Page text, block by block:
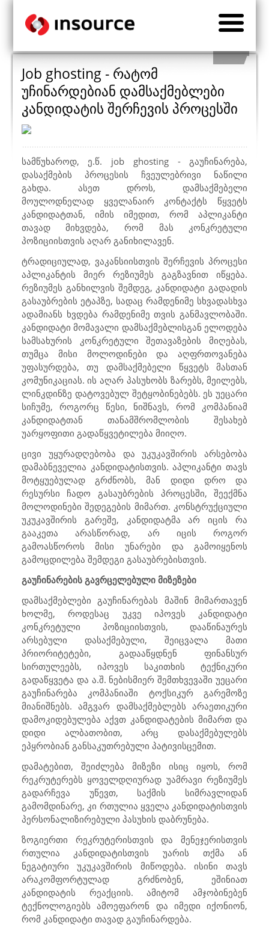
Job ghosting - რატომ
უჩინარდებიან დამსაქმებლები
კანდიდატის შერჩევის პროცესში
სამწუხაროდ, ე.წ. job ghosting -გაუჩინარება,
დასაქმების პროცესის ჩვეულებრივი ნაწილი
გახდა. ასეთ დროს, დამსაქმებელი
მოულოდნელად ყველანაირ კონტაქტს წყვეტს
კანდიდატთან, იმის იმედით, რომ აპლიკანტი
თავად მიხვდება, რომ მას კონკრეტული
პოზიციისთვის აღარ განიხილავენ.
ტრადიციულად, ვაკანსიისთვის შერჩევის პროცესი
აპლიკანტის მიერ რეზიუმეს გაგზავნით იწყება.
რეზიუმეს განხილვის შემდეგ, კანდიდატი გადადის
გასაუბრების ეტაპზე, სადაც რამდენიმე სხვადასხვა
ადამიანს ხვდება რამდენიმე თვის განმავლობაში.
კანდიდატი მომავალი დამსაქმებლისგან ელოდება
სამსახურის კონკრეტული შეთავაზების მიღებას,
თუმცა მისი მოლოდინები და აღფრთოვანება
უფასურდება, თუ დამსაქმებელი წყვეტს მასთან
კომუნიკაციას. ის აღარ პასუხობს ზარებს, მეილებს,
ლინკდინზე დატოვებულ შეტყობინებებს. ეს უეცარი
სიჩუმე, როგორც წესი, ნიშნავს, რომ კომპანიამ
კანდიდატთან თანამშრომლობის შესახებ
უარყოფითი გადაწყვეტილება მიიღო.
ცივი უყურადღებობა და უკუკავშირის არსებობა
დამაბნეველია კანდიდატისთვის. აპლიკანტი თავს
მოტყუებულად გრძნობს, მან დიდი დრო და
რესურსი ჩადო გასაუბრების პროცესში, შეექმნა
მოლოდინები შედეგების მიმართ. კონსტრუქციული
უკუკავშირის გარეშე, კანდიდატმა არ იცის რა
გააკეთა არასწორად, არ იცის როგორ
გამოასწოროს მისი უნარები და გამოიყენოს
გამოცდილება შემდეგი გასაუბრებისთვის.
გაუჩინარების გავრცელებული მიზეზები
დამსაქმებლები გაუჩინარებას მაშინ მიმართავენ
ხოლმე, როდესაც უკვე იპოვეს კანდიდატი
კონკრეტული პოზიციისთვის, დააწინაურეს
არსებული დასაქმებული, შეიცვალა მათი
პრიორიტეტები, გადააწყდნენ ფინანსურ
სირთულეებს, იპოვეს საკითხის ტექნიკური
გადაწყვეტა და ა.შ. ნებისმიერ შემთხვევაში უეცარი
გაუჩინარება კომპანიაში ტოქსიკურ გარემოზე
მიანიშნებს. ამგვარ დამსაქმებლებს არაეთიკური
დამოკიდებულება აქვთ კანდიდატების მიმართ და
დიდი ალბათობით, არც დასაქმებულებს
ეპყრობიან განსაკუთრებული პატივისცემით.
დამატებით, შეიძლება მიზეზი ისიც იყოს, რომ
რეკრუტერებს ყოველდღიურად უამრავი რეზიუმეს
გადარჩევა უწევთ, საქმის სიმრავლიდან
გამომდინარე, კი რთულია ყველა კანდიდატისთვის
პერსონალიზირებული პასუხის დაბრუნება.
ზოგიერთი რეკრუტერისთვის და მენეჯერისთვის
რთულია კანდიდატისთვის უარის თქმა ან
ნეგატიური უკუკავშირის მიწოდება. ისინი თავს
არაკომფორტულად გრძნობენ, ეშინიათ
კანდიდატის რეაქციის. ამიტომ ამჯობინებენ
ტექნოლოგიებს ამოეფარონ და იმედი იქონიონ,
რომ კანდიდატი თავად გაუჩინარდება.